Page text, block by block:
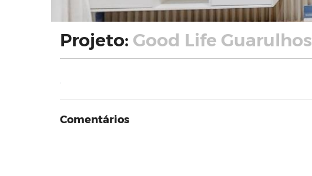
Projeto: Good Life Guarulhos
Comentários